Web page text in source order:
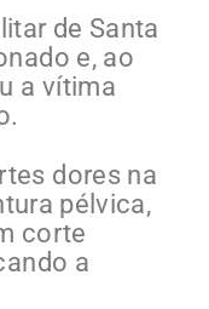
de Santa
e, ao
a vítima
dores na
pélvica,
corte
a